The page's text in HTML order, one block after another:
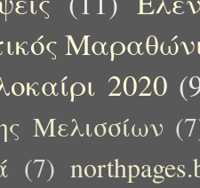
2020
Μελισσίων
(7)